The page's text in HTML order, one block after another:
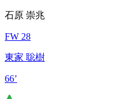
石原 崇兆
FW 28
東家 聡樹
66’